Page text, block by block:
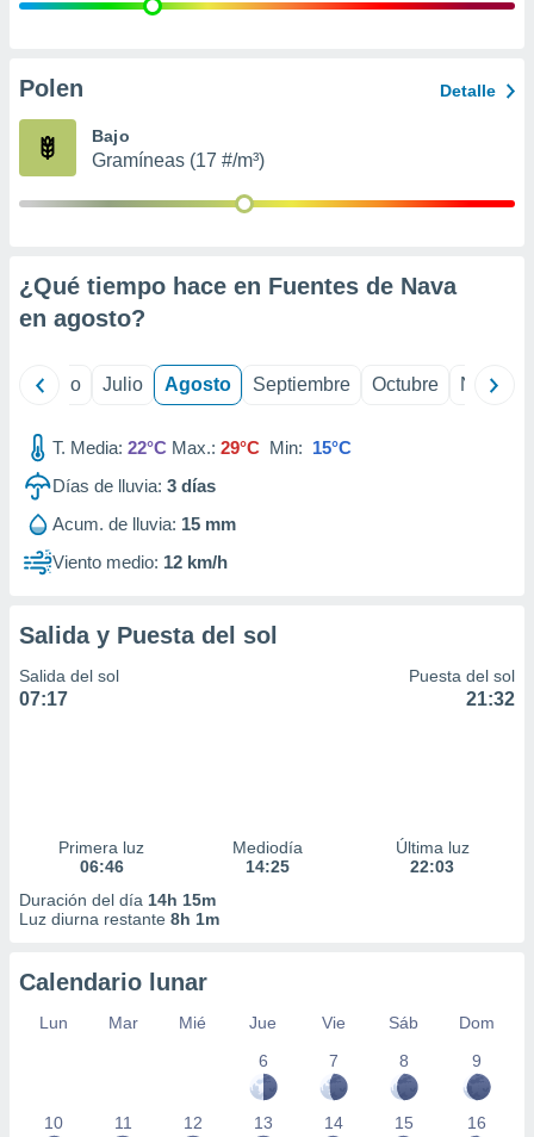
e
publicidad
Polen Detalle
Bajo
Gramíneas (17 #/m³)
¿Qué tiempo hace en Fuentes de Nava
en agosto?
Junio Julio Agosto Septiembre Octubre
T. Media: 22°C Max.: 29°C Min: 15°C
Días de lluvia: 3 días
Acum. de lluvia: 15 mm
Viento medio: 12 km/h
Salida y Puesta del sol
Salida del sol
07:17
Puesta del sol
21:32
Primera luz
06:46
Mediodía
14:25
Última luz
22:03
Duración del día 14h 15m
Luz diurna restante 8h 1m
Calendario lunar
Lun Mar Mié Jue Vie Sáb
Dom
6
7 8 9
10 11 12 13 14 15 16